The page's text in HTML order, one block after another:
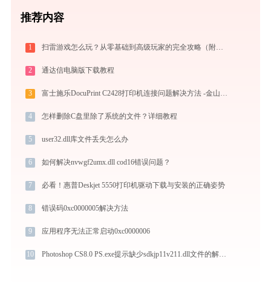
推荐内容
1 扫雷游戏怎么玩？从零基础到高级玩家的完全攻略（附必胜技巧）
2 通达信电脑版下载教程
3 富士施乐DocuPrint C2428打印机连接问题解决方法 -金山毒霸
4 怎样删除C盘里除了系统的文件？详细教程
5 user32.dll库文件丢失怎么办
6 如何解决nvwgf2umx.dll cod16错误问题？
7 必看！惠普Deskjet 5550打印机驱动下载与安装的正确姿势
8 错误码0xc0000005解决方法
9 应用程序无法正常启动0xc0000006
10 Photoshop CS8.0 PS.exe提示缺少sdkjp11v211.dll文件的解决办法